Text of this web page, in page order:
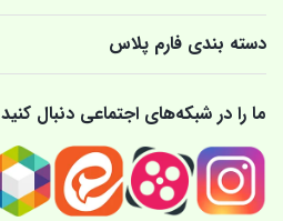
دسته بندی فارم پلاس
ما را در شبکه‌های اجتماعی دنبال کنید